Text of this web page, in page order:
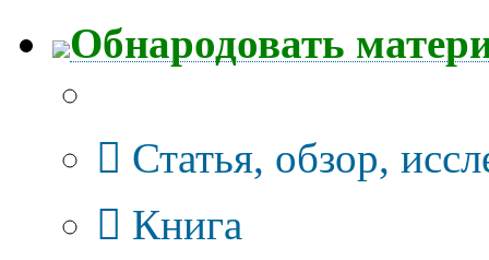
Обнародовать
Статья, обзор,
Книга